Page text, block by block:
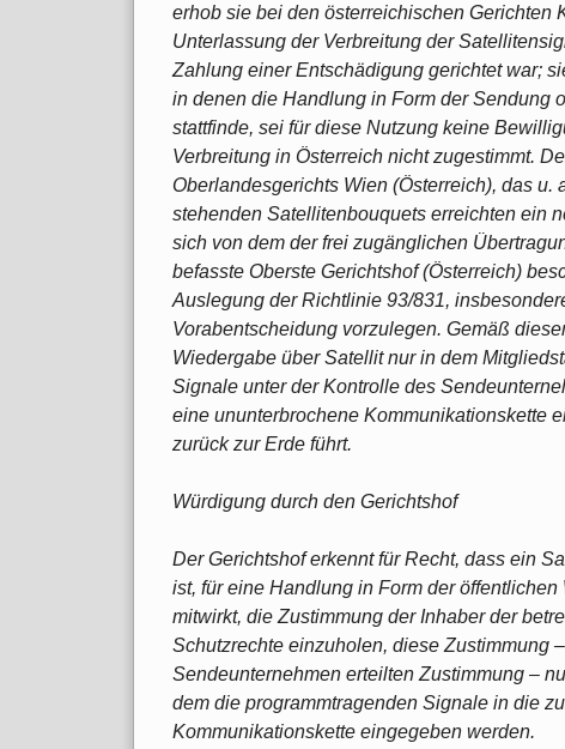
erhob sie bei den österreichischen Gerichten
Unterlassung der Verbreitung der
Zahlung einer Entschädigung gerichtet war;
in denen die Handlung in Form der Sendung
stattfinde, sei für diese Nutzung keine
Verbreitung in Österreich nicht zugestimmt.
Oberlandesgerichts Wien (Österreich), das u.
stehenden Satellitenbouquets erreichten ein
sich von dem der frei zugänglichen
befasste Oberste Gerichtshof (Österreich)
Auslegung der Richtlinie 93/831,
Vorabentscheidung vorzulegen. Gemäß
Wiedergabe über Satellit nur in dem
Signale unter der Kontrolle des
eine ununterbrochene Kommunikationskette
zurück zur Erde führt.
Würdigung durch den Gerichtshof
Der Gerichtshof erkennt für Recht, dass ein
ist, für eine Handlung in Form der
mitwirkt, die Zustimmung der Inhaber der
Schutzrechte einzuholen, diese Zustimmung
Sendeunternehmen erteilten Zustimmung –
dem die programmtragenden Signale in die
Kommunikationskette eingegeben werden.